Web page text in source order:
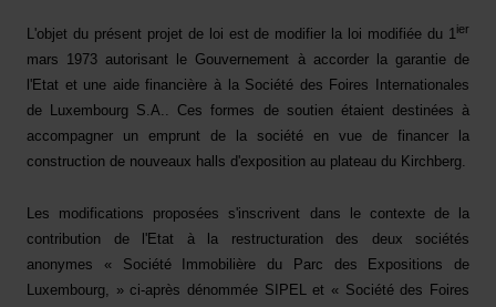
L'objet du présent projet de loi est de modifier la loi modifiée du 1ier
mars 1973 autorisant le Gouvernement à accorder la garantie de
l'Etat et une aide financière à la Société des Foires Internationales
de Luxembourg S.A.. Ces formes de soutien étaient destinées à
accompagner un emprunt de la société en vue de financer la
construction de nouveaux halls d'exposition au plateau du Kirchberg.
Les modifications proposées s'inscrivent dans le contexte de la
contribution de l'Etat à la restructuration des deux sociétés
anonymes « Société Immobilière du Parc des Expositions de
Luxembourg, » ci-après dénommée SIPEL et « Société des Foires